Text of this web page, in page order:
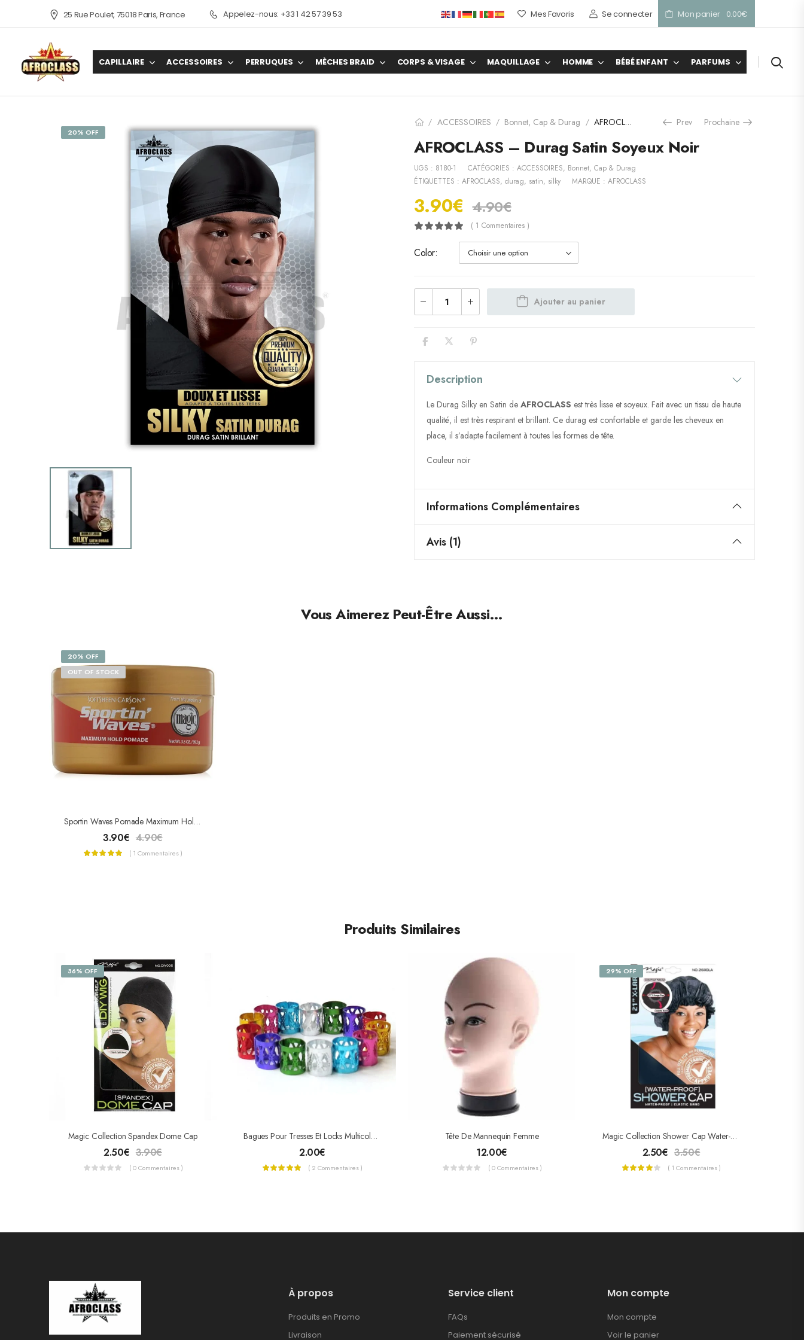
25 Rue Poulet, 75018 Paris, France Appelez-nous: +33 1 42 57 39 53 Mes Favoris Se connecter Mon panier 0.00€
CAPILLAIRE ACCESSOIRES PERRUQUES MÈCHES BRAID CORPS & VISAGE MAQUILLAGE HOMME BÉBÉ ENFANT PARFUMS
20% OFF
/ ACCESSOIRES / Bonnet, Cap & Durag / AFROCLASS – Durag Satin Soyeux Noir Prev Prochaine
AFROCLASS – Durag Satin Soyeux Noir
UGS : 8180-1 CATÉGORIES : ACCESSOIRES, Bonnet, Cap & Durag
ÉTIQUETTES : AFROCLASS, durag, satin, silky MARQUE : AFROCLASS
3.90€ 4.90€
( 1 Commentaires )
Color
Ajouter au panier
Description
Le Durag Silky en Satin de AFROCLASS est très lisse et soyeux. Fait avec un tissu de haute
qualité, il est très respirant et brillant. Ce durag est confortable et garde les cheveux en
place, il s’adapte facilement à toutes les formes de tête.
Couleur noir
Informations Complémentaires
Avis (1)
Vous Aimerez Peut-Être Aussi…
20% OFF
OUT OF STOCK
Sportin Waves Pomade Maximum Hold – Forte
3.90€ 4.90€
( 1 Commentaires )
Produits Similaires
36% OFF
Magic Collection Spandex Dome Cap
2.50€ 3.90€
( 0 Commentaires )
Bagues Pour Tresses Et Locks Multicolores
2.00€
( 2 Commentaires )
Tête De Mannequin Femme
12.00€
( 0 Commentaires )
29% OFF
Magic Collection Shower Cap Water-Proof XL
2.50€ 3.50€
( 1 Commentaires )
À propos
Produits en Promo
Livraison
Service client
FAQs
Paiement sécurisé
Mon compte
Mon compte
Voir le panier